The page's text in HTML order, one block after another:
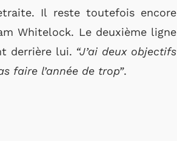
Il reste toutefois encore
Whitelock. Le deuxième ligne
derrière lui. “J’ai deux objectifs
faire l’année de trop”.